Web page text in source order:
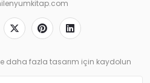
daha fazla tasarım için kaydolun